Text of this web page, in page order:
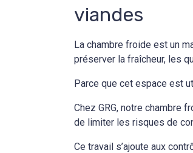
viandes
La chambre froide est un
préserver la fraîcheur, les
Parce que cet espace est
Chez GRG, notre chambre
de limiter les risques de
Ce travail s’ajoute aux